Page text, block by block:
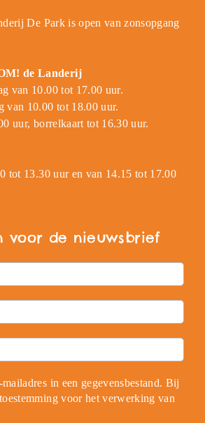
De Park is open van zonsopgang
de Landerij
van 10.00 tot 17.00 uur.
van 10.00 tot 18.00 uur.
uur, borrelkaart tot 16.30 uur.
tot 13.30 uur en van 14.15 tot 17.00
voor de nieuwsbrief
in een gegevensbestand. Bij
voor het verwerking van